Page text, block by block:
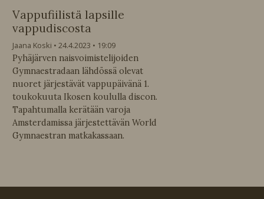
Vappufiilistä lapsille
vappudiscosta
Jaana Koski 24.4.2023
19:09
Pyhäjärven naisvoimistelijoiden
Gymnaestradaan lähdössä olevat
nuoret järjestävät vappupäivänä 1.
toukokuuta Ikosen koululla discon.
Tapahtumalla kerätään varoja
Amsterdamissa järjestettävän World
Gymnaestran matkakassaan.